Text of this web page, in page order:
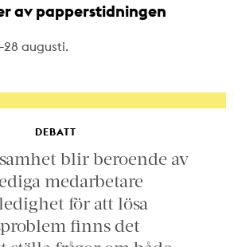
av papperstidningen
augusti.
DEBATT
blir beroende av
medarbetare
för att lösa
finns det